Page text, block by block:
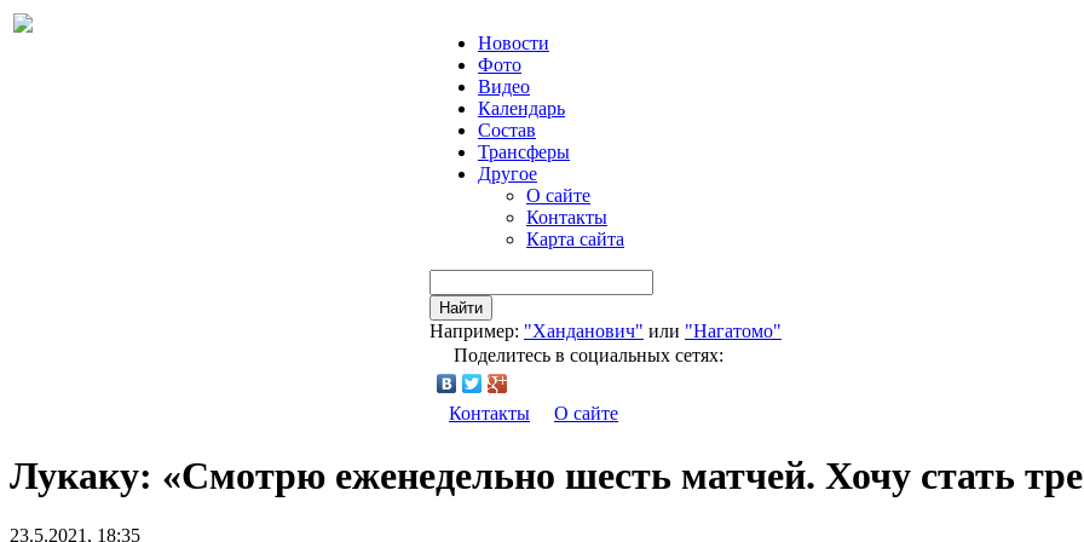
Новости
Фото
Видео
Календарь
Состав
Трансферы
Другое
О сайте
Контакты
Карта сайта
Найти
Например: "Ханданович" или "Нагатомо"
Поделитесь в социальных сетях:
Контакты О сайте
Лукаку: «Смотрю еженедельно шесть матчей. Хочу стать
23.5.2021, 18:35